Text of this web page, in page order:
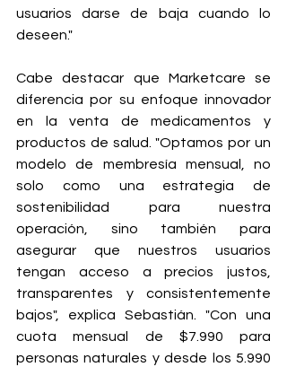
usuarios darse de baja cuando lo
deseen."
Cabe destacar que Marketcare se
diferencia por su enfoque innovador
en la venta de medicamentos y
productos de salud. "Optamos por un
modelo de membresía mensual, no
solo como una estrategia de
sostenibilidad para nuestra
operación, sino también para
asegurar que nuestros usuarios
tengan acceso a precios justos,
transparentes y consistentemente
bajos", explica Sebastián. "Con una
cuota mensual de $7.990 para
personas naturales y desde los 5.990